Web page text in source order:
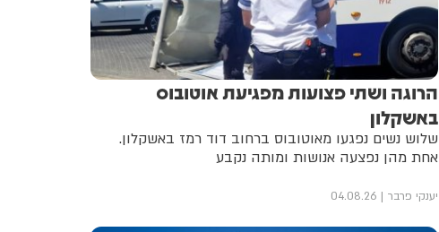
הרוגה ושתי פצועות מפגיעת אוטובוס
באשקלון
שלוש נשים נפגעו מאוטובוס ברחוב דוד רמז באשקלון.
אחת מהן נפצעה אנושות ומותה נקבע
יענקי פרבר 04.08.26